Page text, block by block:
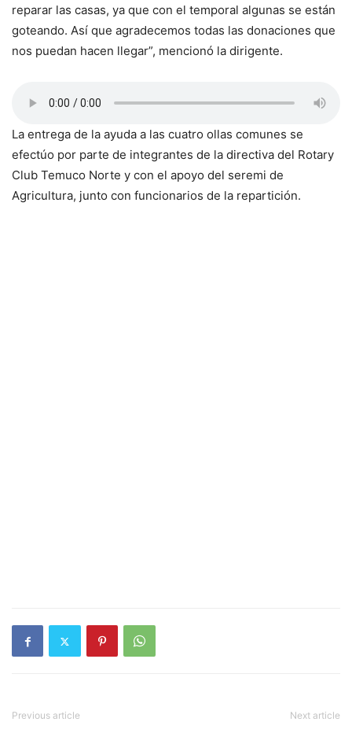
reparar las casas, ya que con el temporal algunas se están
goteando. Así que agradecemos todas las donaciones que
nos puedan hacen llegar”, mencionó la dirigente.
La entrega de la ayuda a las cuatro ollas comunes se
efectúo por parte de integrantes de la directiva del Rotary
Club Temuco Norte y con el apoyo del seremi de
Agricultura, junto con funcionarios de la repartición.
Previous article Next article